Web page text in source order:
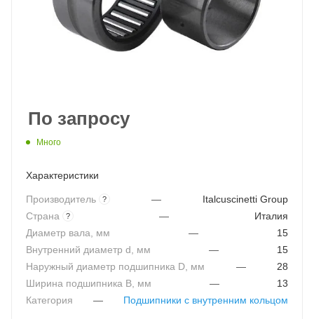
По запросу
Много
Характеристики
Производитель ? —
Italcuscinetti Group
Страна
? —
Италия
Диаметр вала, мм
—
15
Внутренний диаметр d, мм
—
15
Наружный диаметр подшипника D, мм
—
28
Ширина подшипника B, мм
—
13
Категория
— Подшипники с внутренним кольцом